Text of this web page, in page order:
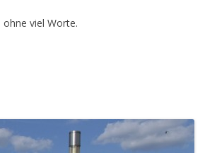
ohne viel Worte.